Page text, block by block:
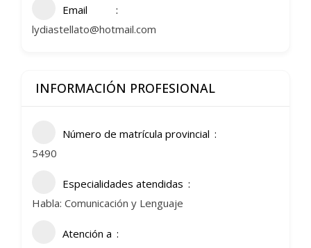
Email
lydiastellato@hotmail.com
INFORMACIÓN PROFESIONAL
Número de matrícula provincial
5490
Especialidades atendidas
Habla: Comunicación y Lenguaje
Atención a